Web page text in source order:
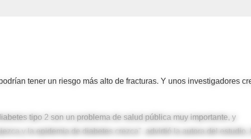
tener un riesgo más alto de fracturas. Y unos investigadores
tipo 2 son un problema de salud pública muy importante, y
y la epidemia de diabetes crezca", advirtió la autora del estudio,